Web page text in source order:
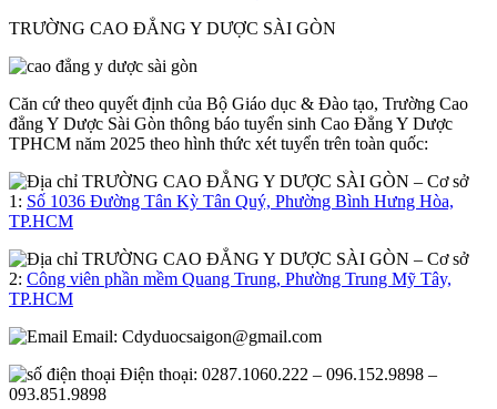
TRƯỜNG CAO ĐẲNG Y DƯỢC SÀI GÒN
Căn cứ theo quyết định của Bộ Giáo dục & Đào tạo, Trường Cao
đẳng Y Dược Sài Gòn thông báo tuyển sinh Cao Đẳng Y Dược
TPHCM năm 2025 theo hình thức xét tuyển trên toàn quốc:
– Cơ sở
1: Số 1036 Đường Tân Kỳ Tân Quý, Phường Bình Hưng Hòa,
TP.HCM
– Cơ sở
2: Công viên phần mềm Quang Trung, Phường Trung Mỹ Tây,
TP.HCM
Email: Cdyduocsaigon@gmail.com
Điện thoại: 0287.1060.222 – 096.152.9898 –
093.851.9898